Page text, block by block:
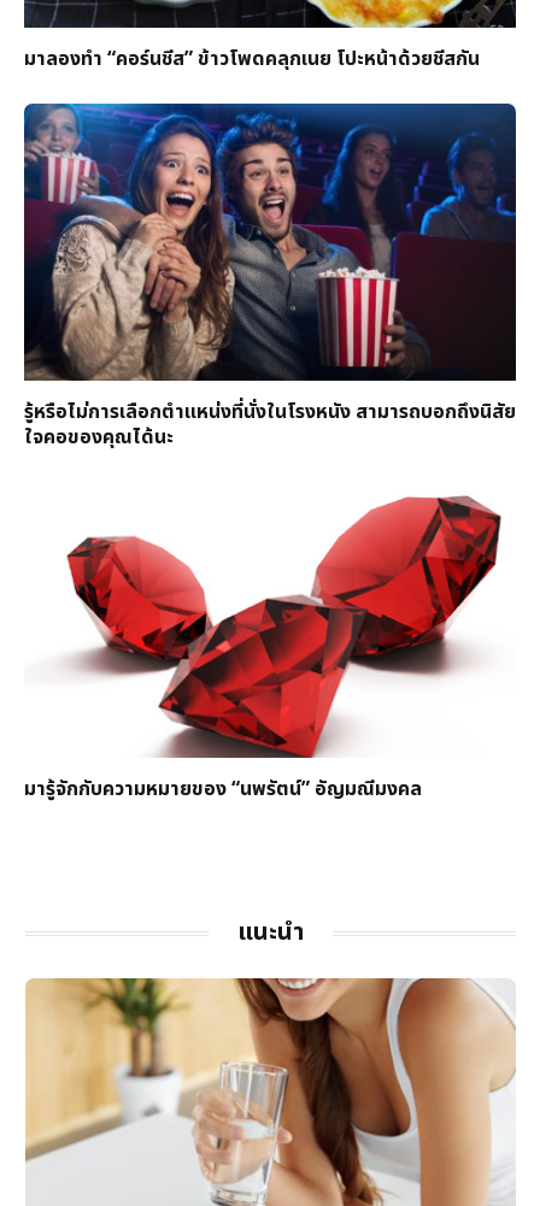
มาลองทำ “คอร์นชีส” ข้าวโพดคลุกเนย โปะหน้าด้วยชีสกัน
รู้หรือไม่การเลือกตำแหน่งที่นั่งในโรงหนัง สามารถบอกถึงนิสัย
ใจคอของคุณได้นะ
มารู้จักกับความหมายของ “นพรัตน์” อัญมณีมงคล
แนะนำ